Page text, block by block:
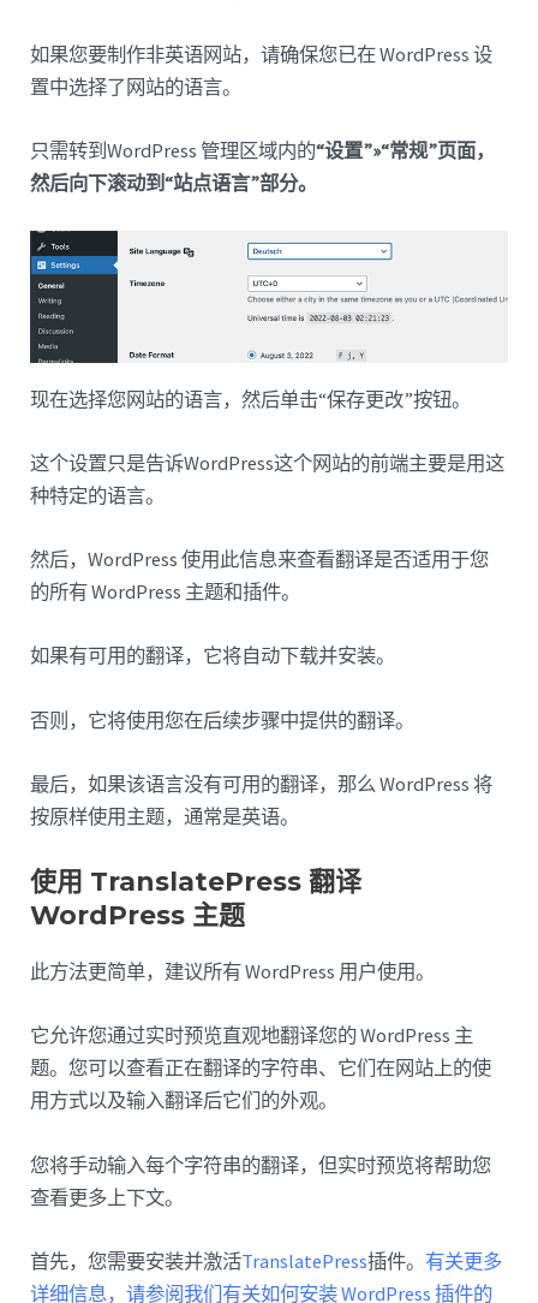
如果您要制作非英语网站，请确保您已在 WordPress 设
置中选择了网站的语言。
只需转到WordPress 管理区域内的“设置”»“常规”页面，
然后向下滚动到“站点语言”部分。
现在选择您网站的语言，然后单击“保存更改”按钮。
这个设置只是告诉WordPress这个网站的前端主要是用这
种特定的语言。
然后，WordPress 使用此信息来查看翻译是否适用于您
的所有 WordPress 主题和插件。
如果有可用的翻译，它将自动下载并安装。
否则，它将使用您在后续步骤中提供的翻译。
最后，如果该语言没有可用的翻译，那么 WordPress 将
按原样使用主题，通常是英语。
使用 TranslatePress 翻译
WordPress 主题
此方法更简单，建议所有 WordPress 用户使用。
它允许您通过实时预览直观地翻译您的 WordPress 主
题。您可以查看正在翻译的字符串、它们在网站上的使
用方式以及输入翻译后它们的外观。
您将手动输入每个字符串的翻译，但实时预览将帮助您
查看更多上下文。
首先，您需要安装并激活TranslatePress插件。 有关更多
详细信息，请参阅我们有关如何安装 WordPress 插件的